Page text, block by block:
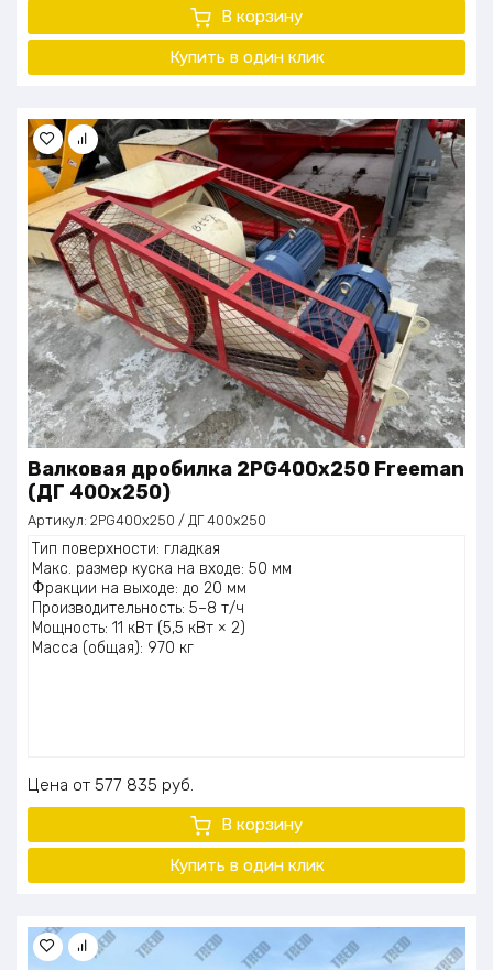
В корзину
Купить в один клик
Валковая дробилка 2PG400x250 Freeman
(ДГ 400х250)
Артикул: 2PG400x250 / ДГ 400х250
Тип поверхности: гладкая
Макс. размер куска на входе: 50 мм
Фракции на выходе: до 20 мм
Производительность: 5–8 т/ч
Мощность: 11 кВт (5,5 кВт × 2)
Масса (общая): 970 кг
Цена 577 835 руб.
В корзину
Купить в один клик